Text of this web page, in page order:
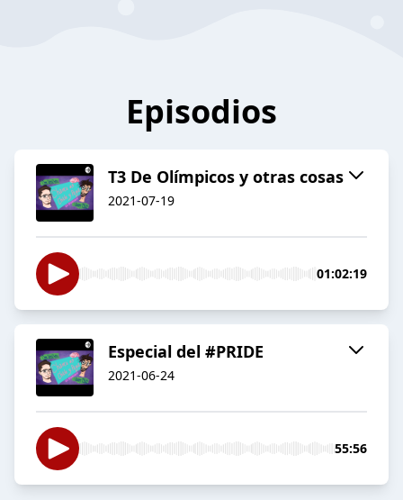
Episodios
T3 De Olímpicos y otras cosas
2021-07-19
01:02:19
Especial del #PRIDE
2021-06-24
55:56